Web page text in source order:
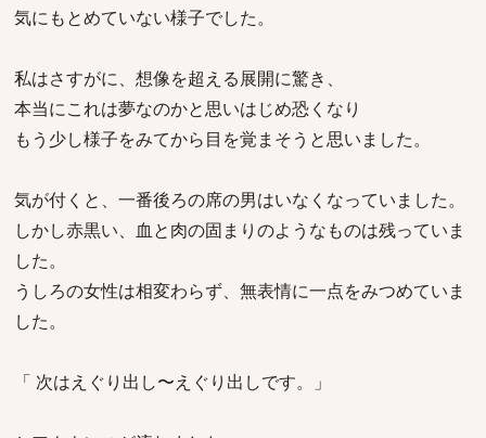
気にもとめていない様子でした。
私はさすがに、想像を超える展開に驚き、
本当にこれは夢なのかと思いはじめ恐くなり
もう少し様子をみてから目を覚まそうと思いました。
気が付くと、一番後ろの席の男はいなくなっていました。
しかし赤黒い、血と肉の固まりのようなものは残っていま
した。
うしろの女性は相変わらず、無表情に一点をみつめていま
した。
「 次はえぐり出し〜えぐり出しです。」